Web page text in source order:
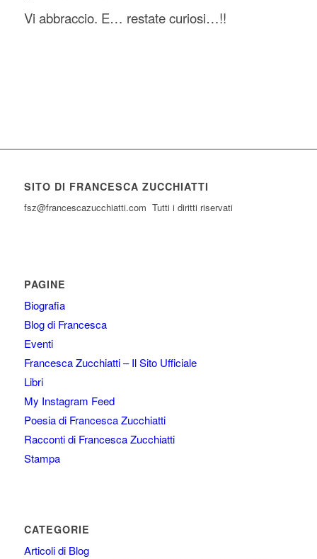
Vi abbraccio. E… restate curiosi…!!
SITO DI FRANCESCA ZUCCHIATTI
fsz@francescazucchiatti.com Tutti i diritti riservati
PAGINE
Biografia
Blog di Francesca
Eventi
Francesca Zucchiatti – Il Sito Ufficiale
Libri
My Instagram Feed
Poesia di Francesca Zucchiatti
Racconti di Francesca Zucchiatti
Stampa
CATEGORIE
Articoli di Blog